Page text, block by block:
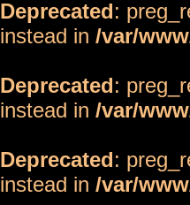
Deprecated:
instead in /var/
Deprecated:
instead in /var/
Deprecated:
instead in /var/